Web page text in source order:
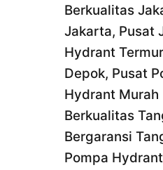
Berkualitas
Jakarta, Pusat
Hydrant
Depok, Pusat
Hydrant Murah
Berkualitas
Bergaransi
Pompa